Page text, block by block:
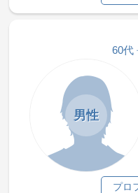
60代
男性
プロ